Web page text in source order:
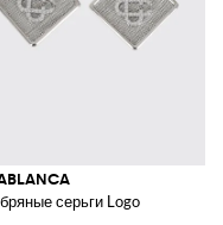
жемчугом и подвеской
серьги Logo